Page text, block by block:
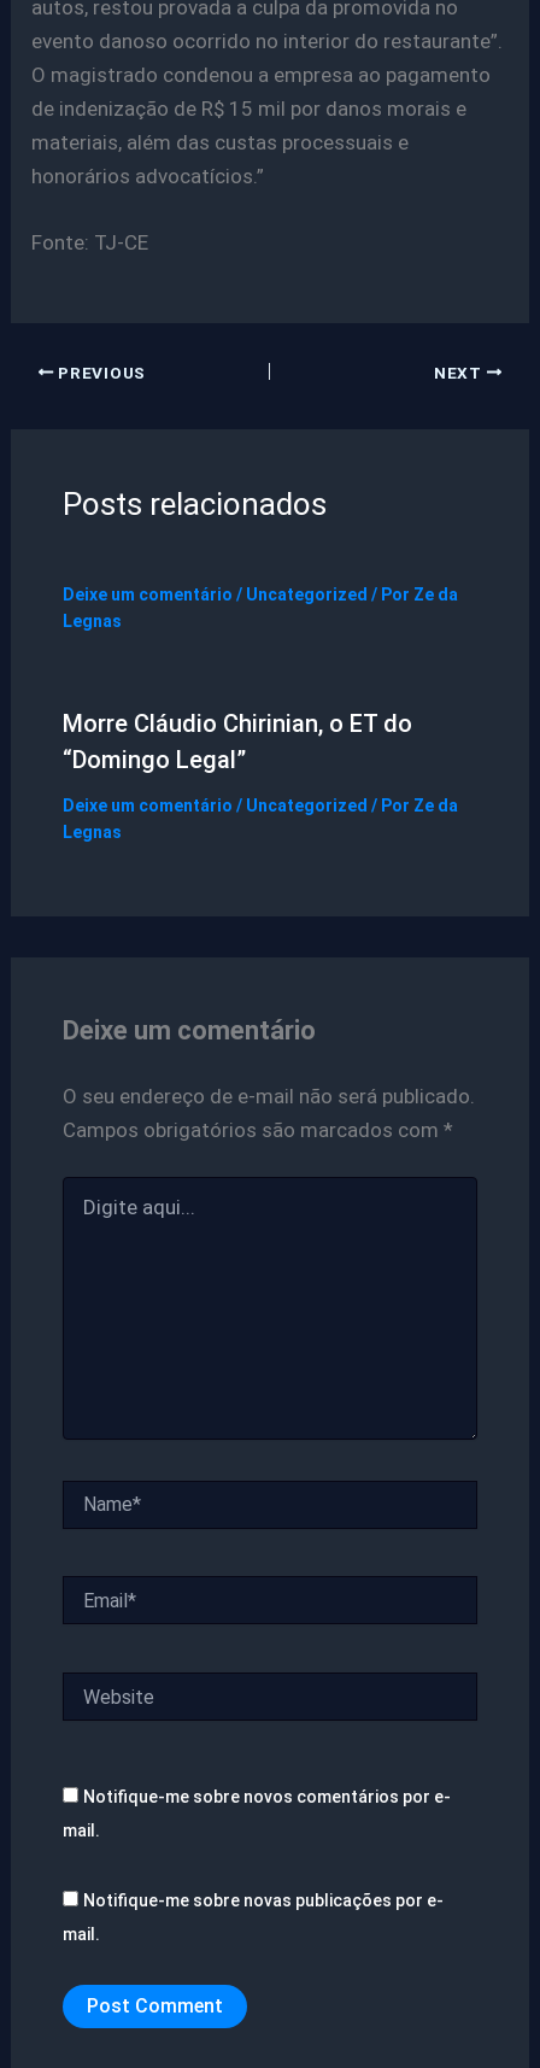
autos, restou provada a culpa da promovida no
evento danoso ocorrido no interior do restaurante”.
O magistrado condenou a empresa ao pagamento
de indenização de R$ 15 mil por danos morais e
materiais, além das custas processuais e
honorários advocatícios.”
Fonte: TJ-CE
PREVIOUS NEXT
Posts relacionados
Deixe um comentário / Uncategorized / Por Ze da
Legnas
Morre Cláudio Chirinian, o ET do
“Domingo Legal”
Deixe um comentário / Uncategorized / Por Ze da
Legnas
Deixe um comentário
O seu endereço de e-mail não será publicado.
Campos obrigatórios são marcados com *
aqui...
Notifique-me sobre novos comentários por e-
mail.
Notifique-me sobre novas publicações por e-
mail.